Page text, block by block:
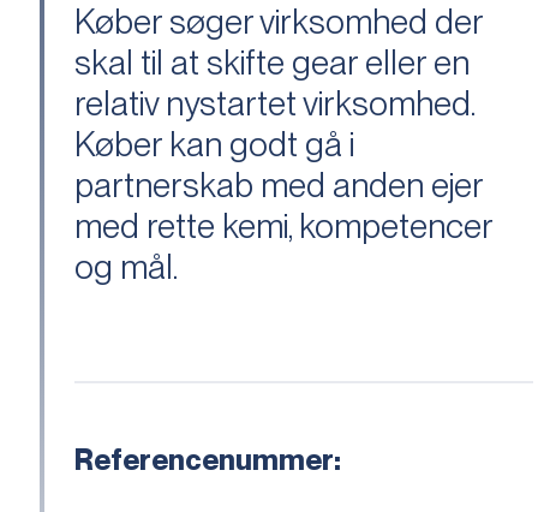
Køber søger virksomhed der
skal til at skifte gear eller en
relativ nystartet virksomhed.
Køber kan godt gå i
partnerskab med anden ejer
med rette kemi, kompetencer
og mål.
Referencenummer: